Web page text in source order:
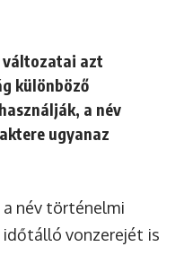
változatai azt
különböző
a név
ugyanaz
a név történelmi
időtálló vonzerejét is